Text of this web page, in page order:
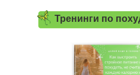
Тренинги по